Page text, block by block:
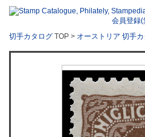
会員登録(
切手カタログ TOP > オーストリア 切手